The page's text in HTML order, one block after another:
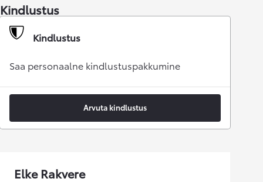
Kindlustus
Kindlustus
Saa personaalne kindlustuspakkumine
Arvuta kindlustus
Elke Rakvere